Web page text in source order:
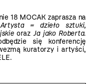
18 MOCAK zaprasza na
Artysta = dzieło sztuki,
orazJa jako Roberta.
się konferencję
kuratorzy i artyści,